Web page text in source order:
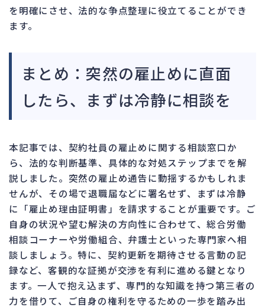
を明確にさせ、法的な争点整理に役立てることができ
ます。
まとめ：突然の雇止めに直面
したら、まずは冷静に相談を
本記事では、契約社員の雇止めに関する相談窓口か
ら、法的な判断基準、具体的な対処ステップまでを解
説しました。突然の雇止め通告に動揺するかもしれま
せんが、その場で退職届などに署名せず、まずは冷静
に「雇止め理由証明書」を請求することが重要です。ご
自身の状況や望む解決の方向性に合わせて、総合労働
相談コーナーや労働組合、弁護士といった専門家へ相
談しましょう。特に、契約更新を期待させる言動の記
録など、客観的な証拠が交渉を有利に進める鍵となり
ます。一人で抱え込まず、専門的な知識を持つ第三者の
力を借りて、ご自身の権利を守るための一歩を踏み出